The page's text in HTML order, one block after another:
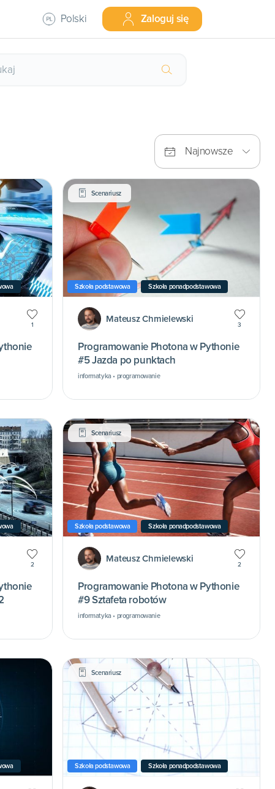
Polski Zaloguj się
Najnowsze
1
Scenariusz
Szkoła podstawowa Szkoła ponadpodstawowa
Mateusz Chmielewski
3
Programowanie Photona w Pythonie
#5 Jazda po punktach
informatyka • programowanie
2
Scenariusz
Szkoła podstawowa Szkoła ponadpodstawowa
Mateusz Chmielewski
2
Programowanie Photona w Pythonie
#9 Sztafeta robotów
informatyka • programowanie
Scenariusz
Szkoła podstawowa Szkoła ponadpodstawowa